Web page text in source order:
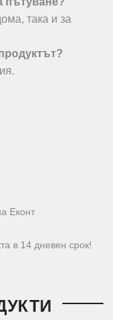
така и за
Еконт
в 14 дневен срок!